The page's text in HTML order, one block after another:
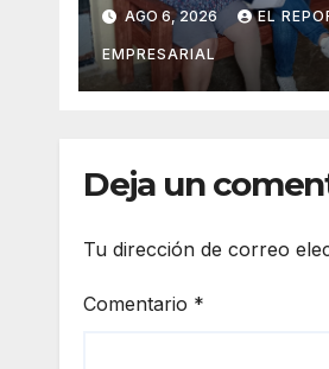
movilidad de
adultos
con la entrega
AGO 6, 2026 EL
EMPRESARIAL
Deja un
Tu dirección de correo
Comentario *